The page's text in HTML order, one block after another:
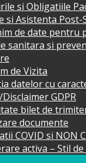
si Obligatiile
si Asistenta Post-
de date pentru
sanitara si
de Vizita
datelor cu
GDPR
bilet de
documente
COVID si NON
activa – Stil